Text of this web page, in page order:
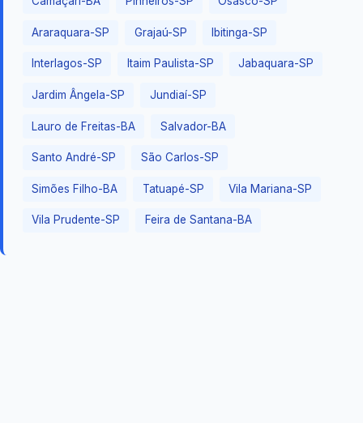
Araraquara-SP Grajaú-SP Ibitinga-SP
Interlagos-SP Itaim Paulista-SP Jabaquara-SP
Jardim Ângela-SP Jundiaí-SP
Lauro de Freitas-BA Salvador-BA
Santo André-SP São Carlos-SP
Simões Filho-BA Tatuapé-SP Vila Mariana-SP
Vila Prudente-SP Feira de Santana-BA